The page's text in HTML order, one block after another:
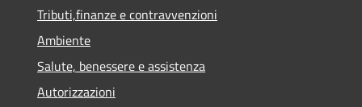
Tributi,finanze e contravvenzioni
Ambiente
Salute, benessere e assistenza
Autorizzazioni